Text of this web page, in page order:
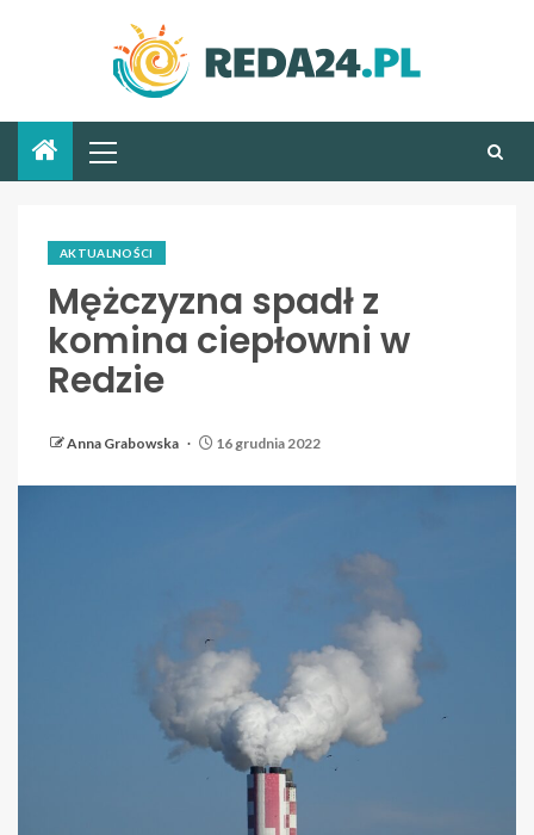
AKTUALNOŚCI
Mężczyzna spadł z
komina ciepłowni w
Redzie
Anna Grabowska 16 grudnia 2022